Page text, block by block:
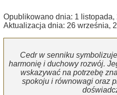
Opublikowano dnia: 1 listopada,
Aktualizacja dnia: 26 września,
Cedr w senniku
harmonię i duchowy rozwój.
wskazywać na potrzebę
spokoju i równowagi oraz